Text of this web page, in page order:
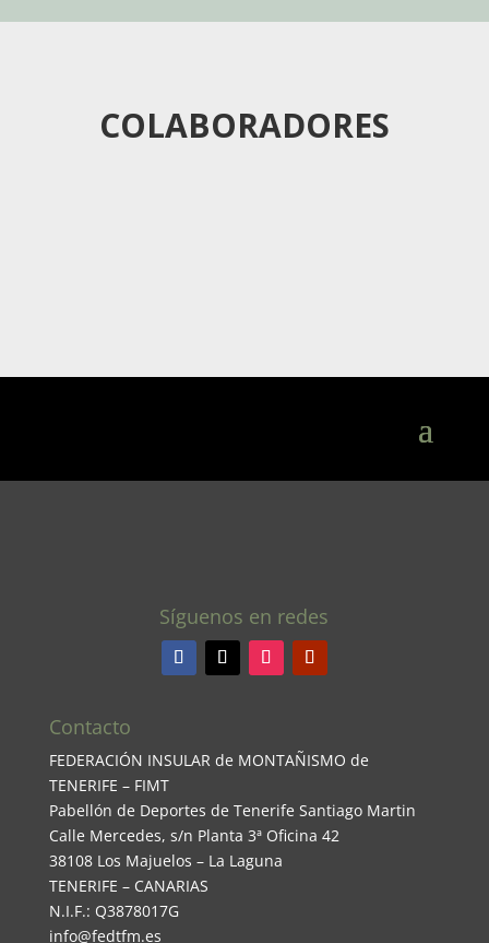
COLABORADORES
Síguenos en redes
Contacto
FEDERACIÓN INSULAR de MONTAÑISMO de
TENERIFE – FIMT
Pabellón de Deportes de Tenerife Santiago Martin
Calle Mercedes, s/n Planta 3ª Oficina 42
38108 Los Majuelos – La Laguna
TENERIFE – CANARIAS
N.I.F.: Q3878017G
info@fedtfm.es